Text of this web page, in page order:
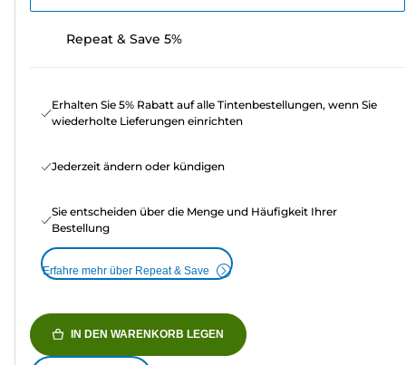
Repeat & Save 5%
Erhalten Sie 5% Rabatt auf alle Tintenbestellungen, wenn Sie
wiederholte Lieferungen einrichten
Jederzeit ändern oder kündigen
Sie entscheiden über die Menge und Häufigkeit Ihrer
Bestellung
Erfahre mehr über Repeat & Save
IN DEN WARENKORB LEGEN